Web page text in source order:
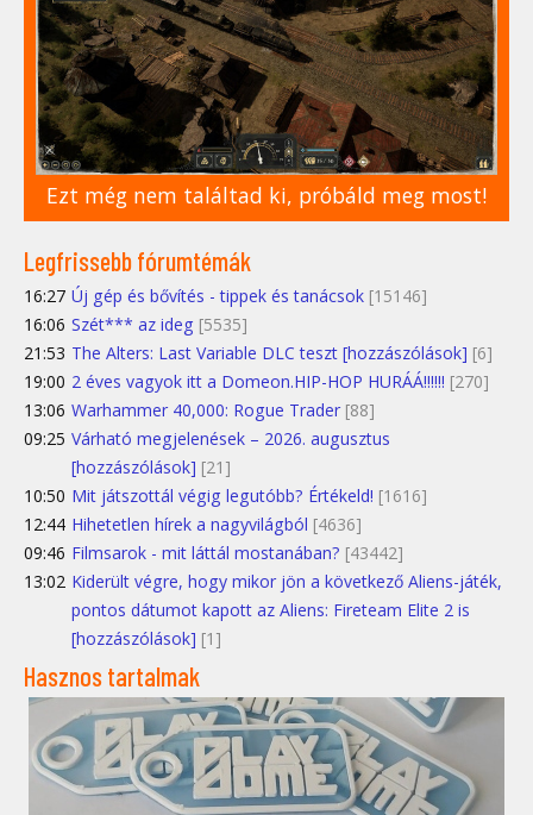
Ezt még nem találtad ki, próbáld meg most!
Legfrissebb fórumtémák
16:27 Új gép és bővítés - tippek és tanácsok [15146]
16:06 Szét*** az ideg [5535]
21:53 The Alters: Last Variable DLC teszt [hozzászólások] [6]
19:00 2 éves vagyok itt a Domeon.HIP-HOP HURÁÁ!!!!!! [270]
13:06 Warhammer 40,000: Rogue Trader [88]
09:25 Várható megjelenések – 2026. augusztus
[hozzászólások] [21]
10:50 Mit játszottál végig legutóbb? Értékeld! [1616]
12:44 Hihetetlen hírek a nagyvilágból [4636]
09:46 Filmsarok - mit láttál mostanában? [43442]
13:02 Kiderült végre, hogy mikor jön a következő Aliens-játék,
pontos dátumot kapott az Aliens: Fireteam Elite 2 is
[hozzászólások] [1]
Hasznos tartalmak